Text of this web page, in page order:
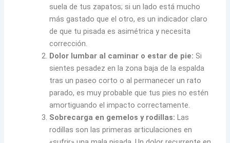
suela de tus zapatos; si un lado está mucho
más gastado que el otro, es un indicador claro
de que tu pisada es asimétrica y necesita
corrección.
Dolor lumbar al caminar o estar de pie: Si
sientes pesadez en la zona baja de la espalda
tras un paseo corto o al permanecer un rato
parado, es muy probable que tus pies no estén
amortiguando el impacto correctamente.
Sobrecarga en gemelos y rodillas: Las
rodillas son las primeras articulaciones en